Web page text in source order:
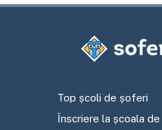
Top școli de șoferi
Înscriere la școala